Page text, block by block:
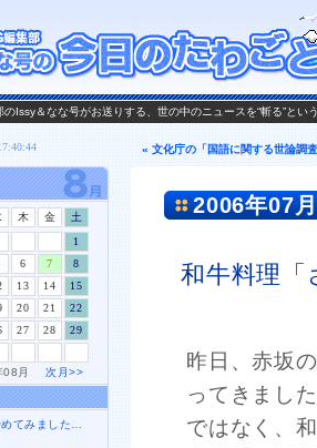
Issy＆なな号がお送りする、世の中のニュースを“斬る”と
« 文化庁の「国語に関する世論調
2006年07
和牛料理
昨日、赤坂
ってきまし
ではなく、
木 金
土
1
6 7
8
13 14
15
20 21
22
27 28
29
08月次月>>
てみました…